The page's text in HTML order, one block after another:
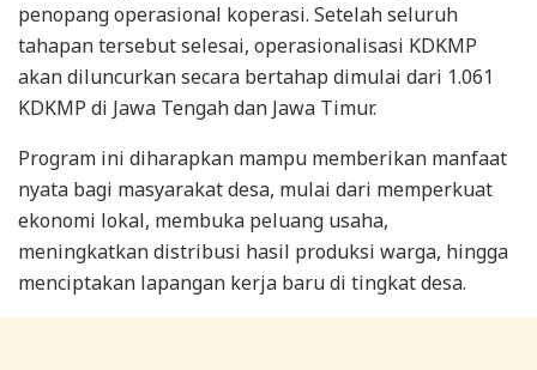
penopang operasional koperasi. Setelah seluruh
tahapan tersebut selesai, operasionalisasi KDKMP
akan diluncurkan secara bertahap dimulai dari 1.061
KDKMP di Jawa Tengah dan Jawa Timur.
Program ini diharapkan mampu memberikan manfaat
nyata bagi masyarakat desa, mulai dari memperkuat
ekonomi lokal, membuka peluang usaha,
meningkatkan distribusi hasil produksi warga, hingga
menciptakan lapangan kerja baru di tingkat desa.